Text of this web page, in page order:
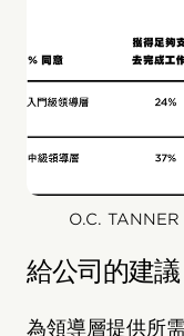
O.C. TANNER
給公司的建議
為領導層提供所